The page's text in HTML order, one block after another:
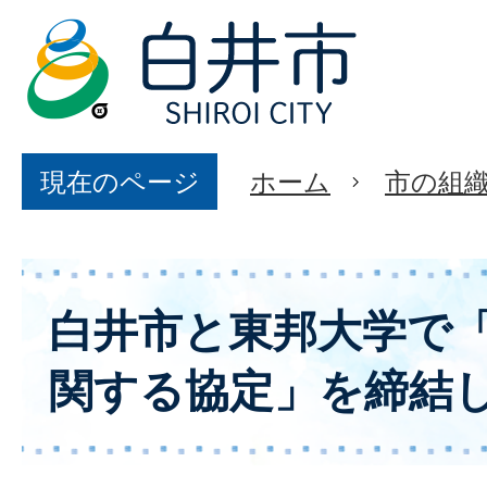
現在のページ ホーム 市の組
白井市と東邦大学で
関する協定」を締結